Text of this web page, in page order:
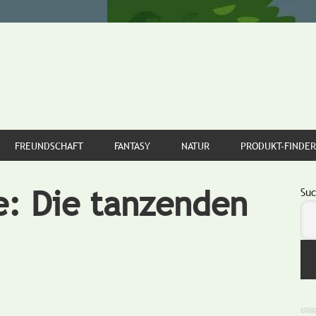
FREUNDSCHAFT FANTASY NATUR PRODUKT-FINDER
Die tanzenden